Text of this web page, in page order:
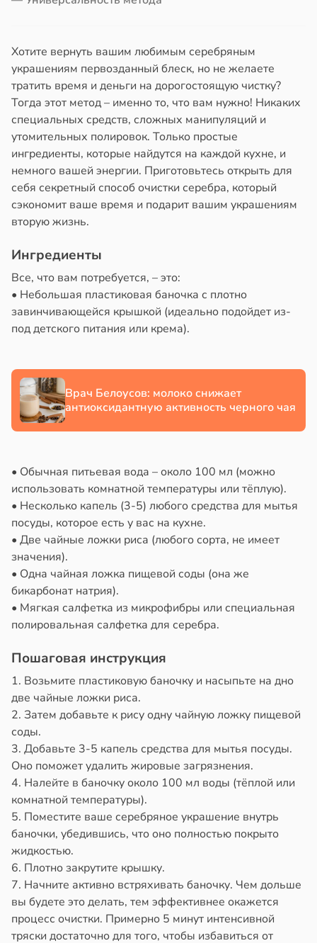
20:58
Хотите вернуть вашим любимым серебряным
украшениям первозданный блеск, но не желаете
тратить время и деньги на дорогостоящую чистку?
Тогда этот метод – именно то, что вам нужно! Никаких
специальных средств, сложных манипуляций и
утомительных полировок. Только простые
ингредиенты, которые найдутся на каждой кухне, и
немного вашей энергии. Приготовьтесь открыть для
себя секретный способ очистки серебра, который
сэкономит ваше время и подарит вашим украшениям
вторую жизнь.
Ингредиенты
Все, что вам потребуется, – это:
• Небольшая пластиковая баночка с плотно
завинчивающейся крышкой (идеально подойдет из-
под детского питания или крема).
Врач Белоусов: молоко снижает
антиоксидантную активность черного чая
• Обычная питьевая вода – около 100 мл (можно
использовать комнатной температуры или тёплую).
• Несколько капель (3-5) любого средства для мытья
посуды, которое есть у вас на кухне.
• Две чайные ложки риса (любого сорта, не имеет
значения).
• Одна чайная ложка пищевой соды (она же
бикарбонат натрия).
• Мягкая салфетка из микрофибры или специальная
полировальная салфетка для серебра.
Пошаговая инструкция
1. Возьмите пластиковую баночку и насыпьте на дно
две чайные ложки риса.
2. Затем добавьте к рису одну чайную ложку пищевой
соды.
3. Добавьте 3-5 капель средства для мытья посуды.
Оно поможет удалить жировые загрязнения.
4. Налейте в баночку около 100 мл воды (тёплой или
комнатной температуры).
5. Поместите ваше серебряное украшение внутрь
баночки, убедившись, что оно полностью покрыто
жидкостью.
6. Плотно закрутите крышку.
7. Начните активно встряхивать баночку. Чем дольше
вы будете это делать, тем эффективнее окажется
процесс очистки. Примерно 5 минут интенсивной
тряски достаточно для того, чтобы избавиться от